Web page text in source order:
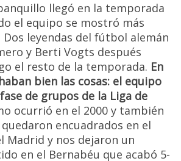
llegó en la temporada
el equipo se mostró más
leyendas del fútbol alemán
y Berti Vogts después
el resto de la temporada. En
bien las cosas: el equipo
de grupos de la Liga de
ocurrió en el 2000 y también
encuadrados en el
Madrid y nos dejaron un
en el Bernabéu que acabó 5-